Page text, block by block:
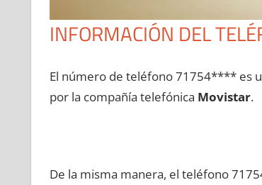
INFORMACIÓN DEL
El número dе teléfono 71754**** es
pοr la compañía telefónica Movistar.
De la misma manera, el teléfono